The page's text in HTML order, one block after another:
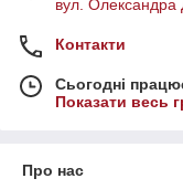
вул. Олександра
Контакти
Сьогодні
Показати весь
Про нас